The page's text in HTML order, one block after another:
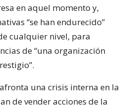
en aquel momento y,
“se han endurecido”
cualquier nivel, para
de “una organización
una crisis interna en la
de vender acciones de la